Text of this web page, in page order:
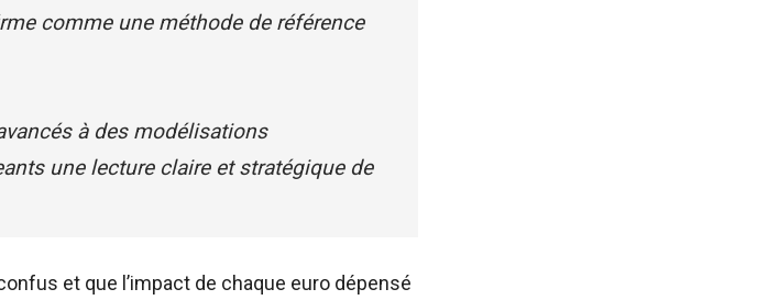
comme une méthode de référence
à des modélisations
une lecture claire et stratégique de
et que l’impact de chaque euro dépensé